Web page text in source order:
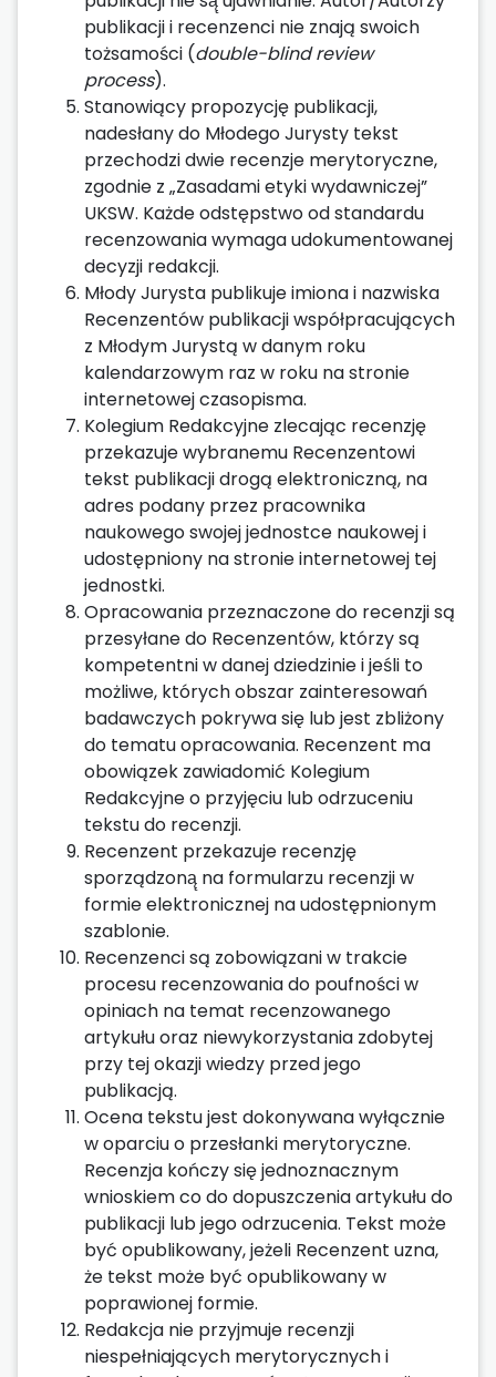
publikacji i recenzenci nie znają swoich
tożsamości (double-blind review
process).
Stanowiący propozycję publikacji,
nadesłany do Młodego Jurysty tekst
przechodzi dwie recenzje merytoryczne,
zgodnie z „Zasadami etyki wydawniczej”
UKSW. Każde odstępstwo od standardu
recenzowania wymaga udokumentowanej
decyzji redakcji.
Młody Jurysta publikuje imiona i nazwiska
Recenzentów publikacji współpracujących
z Młodym Jurystą w danym roku
kalendarzowym raz w roku na stronie
internetowej czasopisma.
Kolegium Redakcyjne zlecając recenzję
przekazuje wybranemu Recenzentowi
tekst publikacji drogą elektroniczną, na
adres podany przez pracownika
naukowego swojej jednostce naukowej i
udostępniony na stronie internetowej tej
jednostki.
Opracowania przeznaczone do recenzji są
przesyłane do Recenzentów, którzy są
kompetentni w danej dziedzinie i jeśli to
możliwe, których obszar zainteresowań
badawczych pokrywa się lub jest zbliżony
do tematu opracowania. Recenzent ma
obowiązek zawiadomić Kolegium
Redakcyjne o przyjęciu lub odrzuceniu
tekstu do recenzji.
Recenzent przekazuje recenzję
sporządzoną̨ na formularzu recenzji w
formie elektronicznej na udostępnionym
szablonie.
Recenzenci są zobowiązani w trakcie
procesu recenzowania do poufności w
opiniach na temat recenzowanego
artykułu oraz niewykorzystania zdobytej
przy tej okazji wiedzy przed jego
publikacją.
Ocena tekstu jest dokonywana wyłącznie
w oparciu o przesłanki merytoryczne.
Recenzja kończy się jednoznacznym
wnioskiem co do dopuszczenia artykułu do
publikacji lub jego odrzucenia. Tekst może
być opublikowany, jeżeli Recenzent uzna,
że tekst może być opublikowany w
poprawionej formie.
Redakcja nie przyjmuje recenzji
niespełniających merytorycznych i